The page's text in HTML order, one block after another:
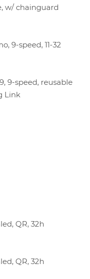
w/ chainguard
9-speed, 11-32
9-speed, reusable
Link
QR, 32h
QR, 32h